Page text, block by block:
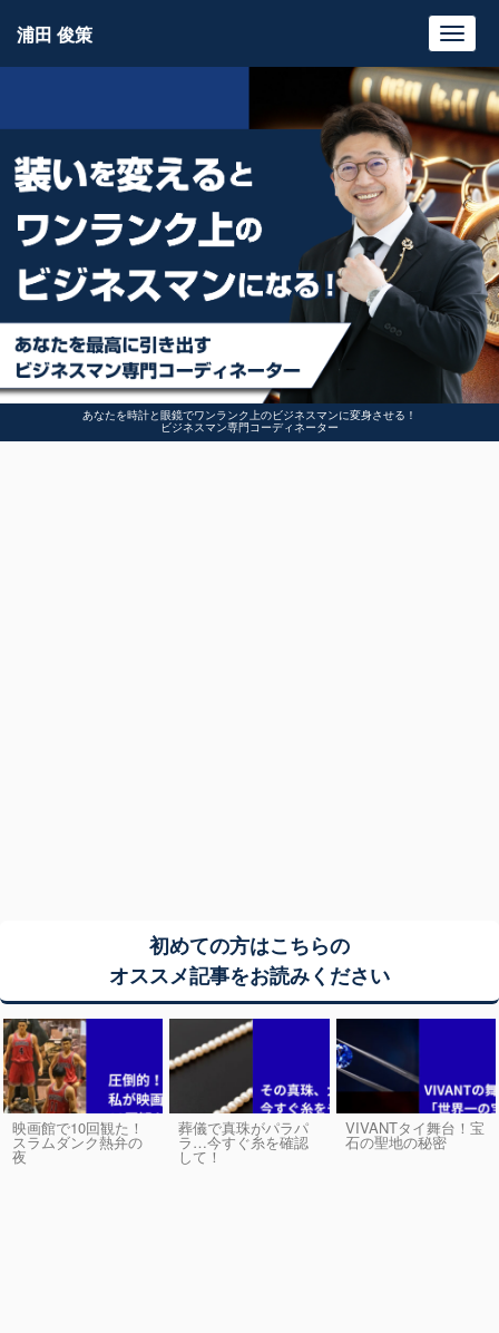
あなたを時計と眼鏡でワンランク上のビジネスマンに変身させる！
ビジネスマン専門コーディネーター
浦田 俊策
初めての方はこちらの
オススメ記事をお読みください
映画館で10回観た！
スラムダンク熱弁の
夜
葬儀で真珠がパラパ
ラ…今すぐ糸を確認
して！
VIVANTタイ舞台！宝
石の聖地の秘密